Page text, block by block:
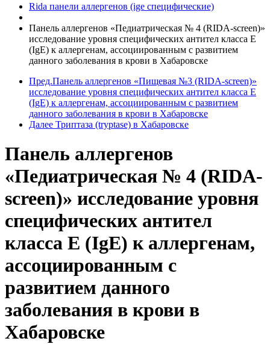
Rida панели аллергенов (ige специфические)
Панель аллергенов «Педиатрическая № 4 (RIDA-screen)»
исследование уровня специфических антител класса E
(IgE) к аллергенам, ассоциированным с развитием
данного заболевания в крови в Хабаровске
Пред.Панель аллергенов «Пищевая №3 (RIDA-screen)»
исследование уровня специфических антител класса E
(IgE) к аллергенам, ассоциированным с развитием
данного заболевания в крови в Хабаровске
Далее Триптаза (tryptase) в Хабаровске
Панель аллергенов
«Педиатрическая № 4 (RIDA-
screen)» исследование уровня
специфических антител
класса E (IgE) к аллергенам,
ассоциированным с
развитием данного
заболевания в крови в
Хабаровске